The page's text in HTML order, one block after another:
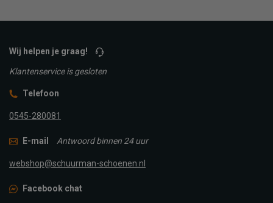
Wij helpen je graag!
Klantenservice is gesloten
Telefoon
0545-280081
E-mail Antwoord binnen 24 uur
webshop@schuurman-schoenen.nl
Facebook chat